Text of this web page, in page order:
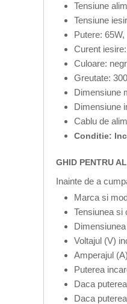
Tensiune
Tensiune
Putere: 65W,
Curent
Culoare:
Greutate:
Dimensiune
Dimensiune
Cablu de
Conditie:
GHID PENTRU
Inainte de a
Marca si
Tensiunea si
Voltajul (V)
Amperajul
Puterea
Daca
Daca